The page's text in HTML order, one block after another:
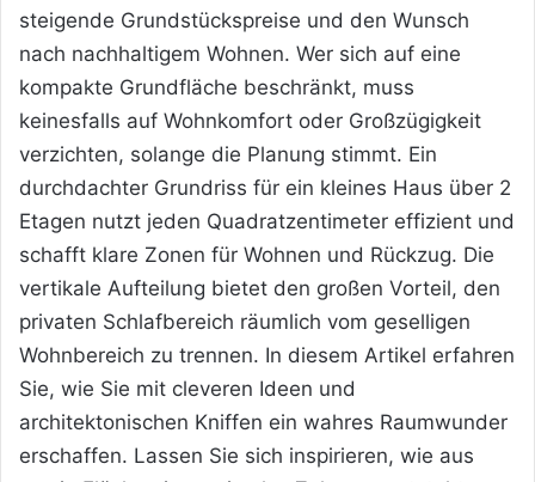
steigende Grundstückspreise und den Wunsch
nach nachhaltigem Wohnen. Wer sich auf eine
kompakte Grundfläche beschränkt, muss
keinesfalls auf Wohnkomfort oder Großzügigkeit
verzichten, solange die Planung stimmt. Ein
durchdachter Grundriss für ein kleines Haus über 2
Etagen nutzt jeden Quadratzentimeter effizient und
schafft klare Zonen für Wohnen und Rückzug. Die
vertikale Aufteilung bietet den großen Vorteil, den
privaten Schlafbereich räumlich vom geselligen
Wohnbereich zu trennen. In diesem Artikel erfahren
Sie, wie Sie mit cleveren Ideen und
architektonischen Kniffen ein wahres Raumwunder
erschaffen. Lassen Sie sich inspirieren, wie aus